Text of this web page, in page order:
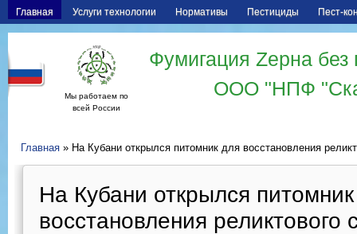
Главная Услуги технологии Нормативы Пестициды Пест-
Мы работаем по
всей России
Фумигация Zерна
ООО "НПФ
Главная » На Кубани открылся питомник для восстановления
На Кубани открылся
восстановления реликтового